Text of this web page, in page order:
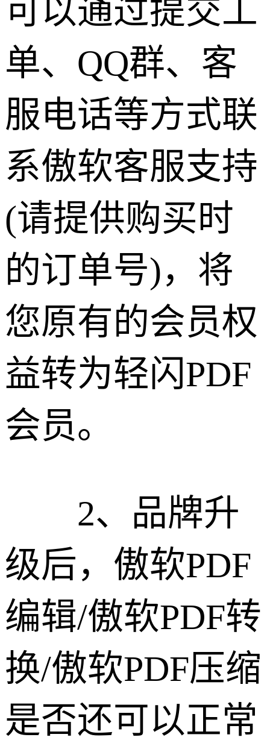
可以通过提交工
单、QQ群、客
服电话等方式联
系傲软客服支持
(请提供购买时
的订单号)，将
您原有的会员权
益转为轻闪PDF
会员。
2、品牌升
级后，傲软PDF
编辑/傲软PDF转
换/傲软PDF压缩
是否还可以正常